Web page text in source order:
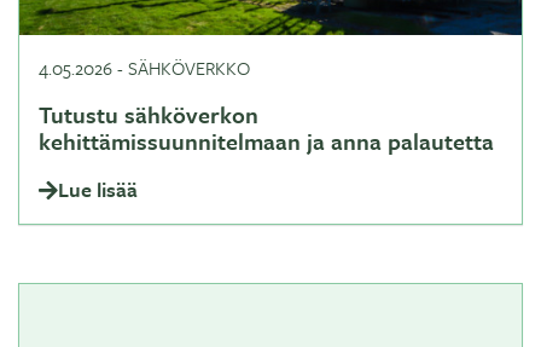
4.05.2026-SÄHKÖVERKKO
Tutustu sähköverkon
kehittämissuunnitelmaan ja anna palautetta
Lue lisää